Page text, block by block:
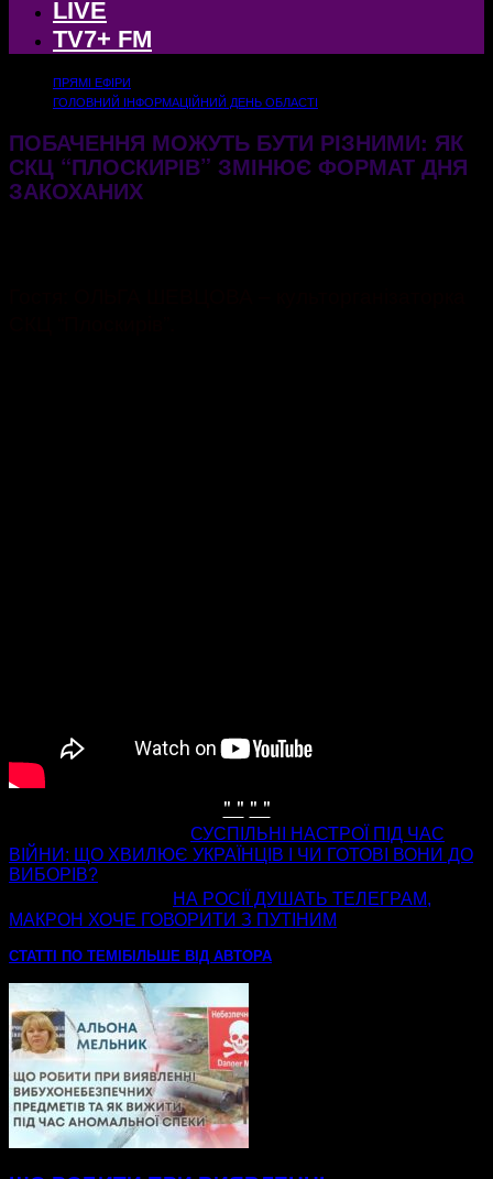
LIVE
TV7+ FM
ПРЯМІ ЕФІРИ
ГОЛОВНИЙ ІНФОРМАЦІЙНИЙ ДЕНЬ ОБЛАСТІ
ПОБАЧЕННЯ МОЖУТЬ БУТИ РІЗНИМИ: ЯК
СКЦ “ПЛОСКИРІВ” ЗМІНЮЄ ФОРМАТ ДНЯ
ЗАКОХАНИХ
" " " "
СУСПІЛЬНІ НАСТРОЇ ПІД ЧАС
ВІЙНИ: ЩО ХВИЛЮЄ УКРАЇНЦІВ І ЧИ ГОТОВІ ВОНИ ДО
ВИБОРІВ?
НА РОСІЇ ДУШАТЬ ТЕЛЕГРАМ,
МАКРОН ХОЧЕ ГОВОРИТИ З ПУТІНИМ
СТАТТІ ПО ТЕМІ БІЛЬШЕ ВІД АВТОРА